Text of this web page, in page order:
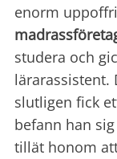
enorm
studera och
lärarassistent.
slutligen fick
befann han
tillät honom